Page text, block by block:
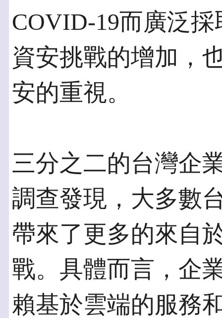
COVID-19而廣泛
資安挑戰的增加，
安的重視。
三分之二的台灣企
調查發現，大多數
帶來了更多的來自
戰。具體而言，企
賴基於雲端的服務